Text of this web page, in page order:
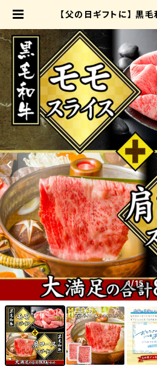
【父の日ギフトに】 黒
き しゃぶしゃぶ 牛丼
肉 鍋 冷凍 国産 九州産
料無料】【冷凍便】お
ンタイン ホワイトデー
ルシアマル
1/15